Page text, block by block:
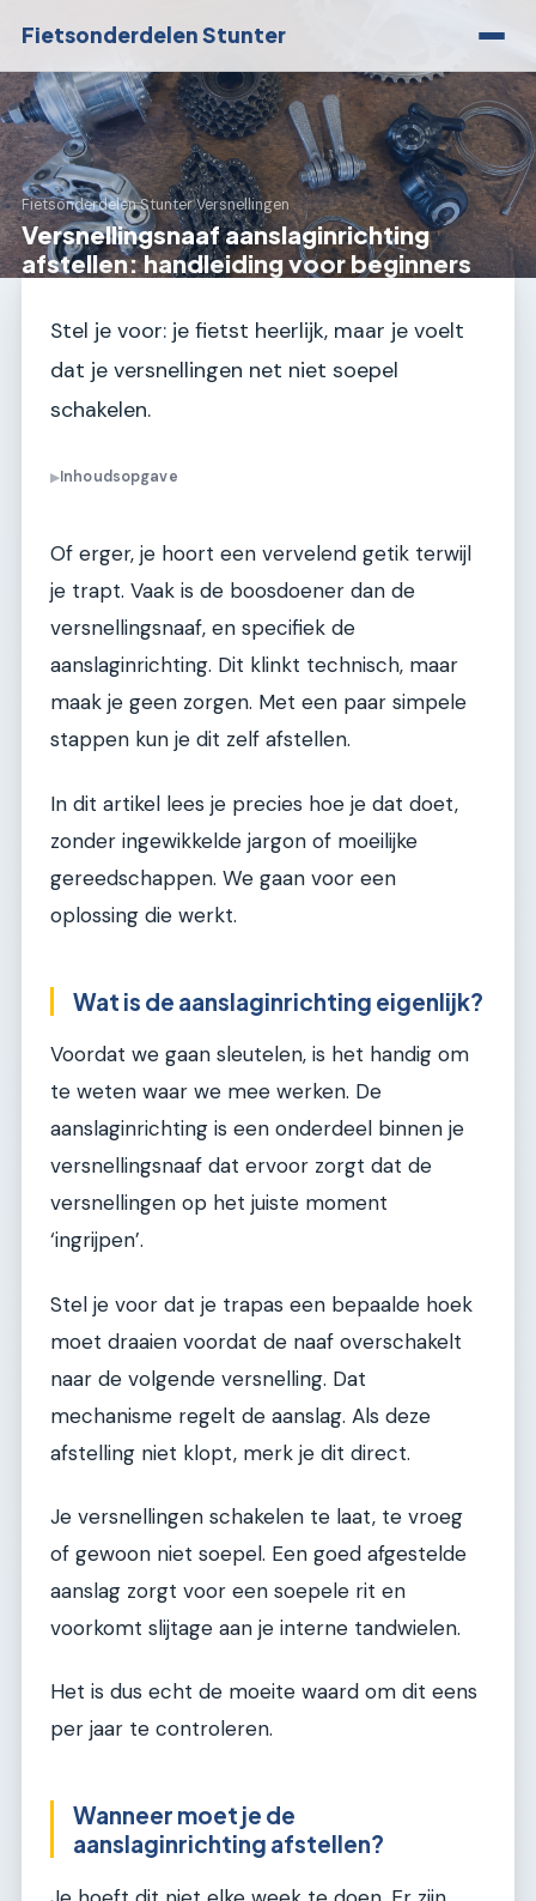
Fietsonderdelen Stunter
Fietsonderdelen Stunter›Versnellingen
Versnellingsnaaf aanslaginrichting
afstellen: handleiding voor beginners
Stel je voor: je fietst heerlijk, maar je voelt
dat je versnellingen net niet soepel
schakelen.
▶Inhoudsopgave
Of erger, je hoort een vervelend getik terwijl
je trapt. Vaak is de boosdoener dan de
versnellingsnaaf, en specifiek de
aanslaginrichting. Dit klinkt technisch, maar
maak je geen zorgen. Met een paar simpele
stappen kun je dit zelf afstellen.
In dit artikel lees je precies hoe je dat doet,
zonder ingewikkelde jargon of moeilijke
gereedschappen. We gaan voor een
oplossing die werkt.
Wat is de aanslaginrichting eigenlijk?
Voordat we gaan sleutelen, is het handig om
te weten waar we mee werken. De
aanslaginrichting is een onderdeel binnen je
versnellingsnaaf dat ervoor zorgt dat de
versnellingen op het juiste moment
‘ingrijpen’.
Stel je voor dat je trapas een bepaalde hoek
moet draaien voordat de naaf overschakelt
naar de volgende versnelling. Dat
mechanisme regelt de aanslag. Als deze
afstelling niet klopt, merk je dit direct.
Je versnellingen schakelen te laat, te vroeg
of gewoon niet soepel. Een goed afgestelde
aanslag zorgt voor een soepele rit en
voorkomt slijtage aan je interne tandwielen.
Het is dus echt de moeite waard om dit eens
per jaar te controleren.
Wanneer moet je de
aanslaginrichting afstellen?